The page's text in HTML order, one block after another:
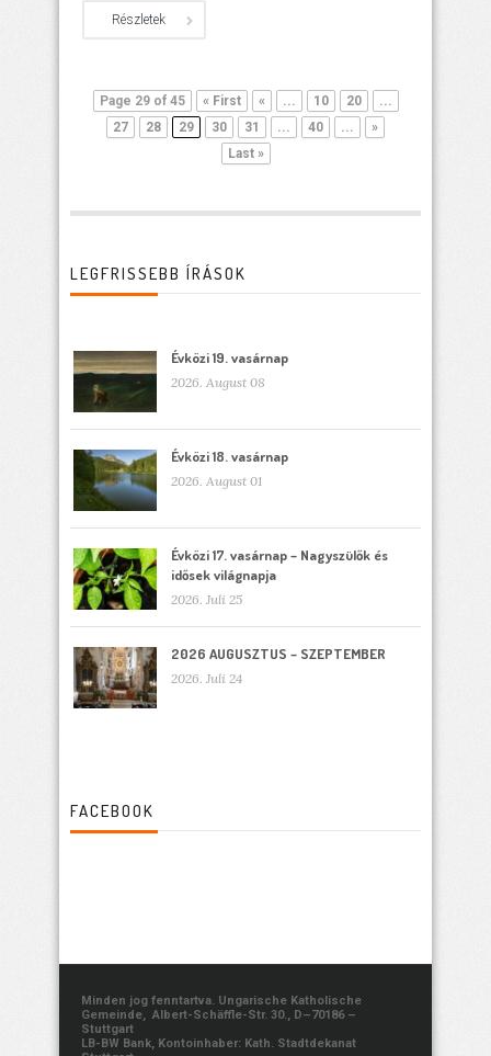
Részletek
Page 29 of 45 « First « ... 10 20
...
27
28 29 30 31 ... 40 ...
»
Last »
LEGFRISSEBB ÍRÁSOK
Évközi 19. vasárnap
2026. August 08
Évközi 18. vasárnap
2026. August 01
Évközi 17. vasárnap – Nagyszülők és
idősek világnapja
2026. Juli 25
2026 AUGUSZTUS – SZEPTEMBER
2026. Juli 24
FACEBOOK
Minden jog fenntartva. Ungarische Katholische
Gemeinde, Albert-Schäffle-Str. 30., D–70186 –
Stuttgart
LB-BW Bank, Kontoinhaber: Kath. Stadtdekanat